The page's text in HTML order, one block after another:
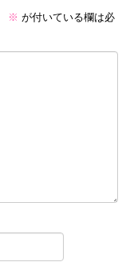
※ が付いている欄は必